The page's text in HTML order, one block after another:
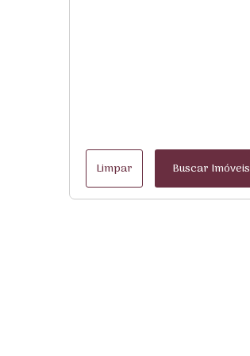
Limpar Buscar Imóveis